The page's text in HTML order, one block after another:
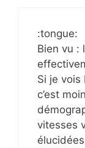
:tongue:
Bien vu :
Si je vois
c’est
vitesses